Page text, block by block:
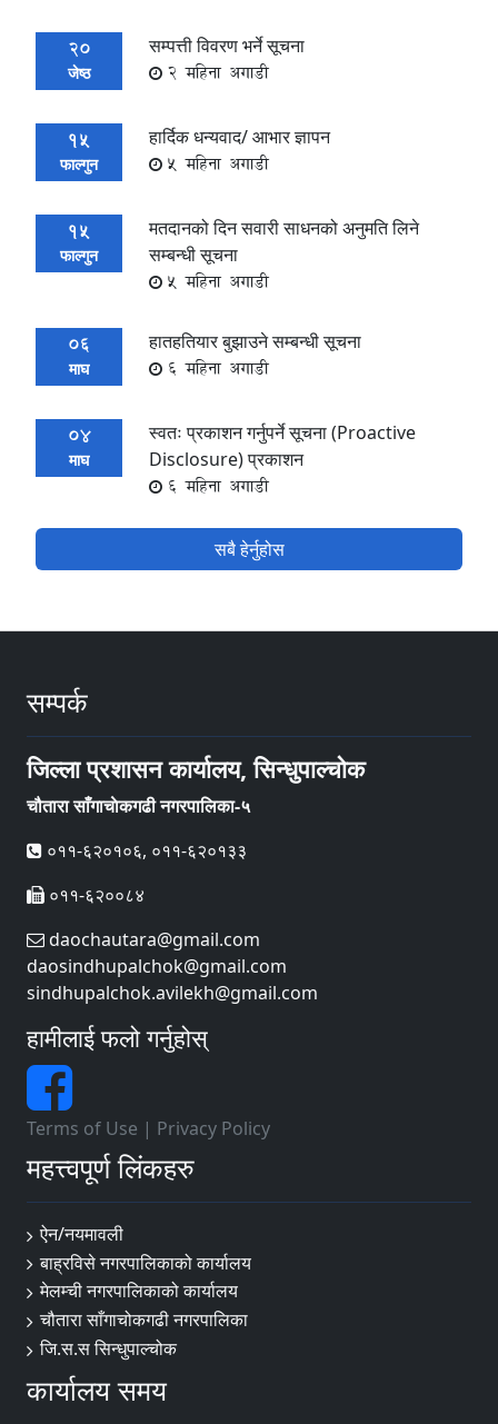
20
जेष्ठ
सम्पत्ती विवरण भर्ने सूचना
2 महिना अगाडी
15
फाल्गुन
हार्दिक धन्यवाद/ आभार ज्ञापन
5 महिना अगाडी
15
फाल्गुन
मतदानको दिन सवारी साधनको अनुमति लिने
सम्बन्धी सूचना
5 महिना अगाडी
06
माघ
हातहतियार बुझाउने सम्बन्धी सूचना
6 महिना अगाडी
04
माघ
स्वतः प्रकाशन गर्नुपर्ने सूचना (Proactive
Disclosure) प्रकाशन
6 महिना अगाडी
सबै हेर्नुहोस
सम्पर्क
जिल्ला प्रशासन कार्यालय, सिन्धुपाल्चोक
चौतारा साँगाचाेकगढी नगरपालिका-५
०११-६२०१०६, ०११-६२०१३३
०११-६२००८४
daochautara@gmail.com
daosindhupalchok@gmail.com
sindhupalchok.avilekh@gmail.com
हामीलाई फलो गर्नुहोस्
Terms of Use | Privacy Policy
महत्त्वपूर्ण लिंकहरु
ऐन/नयमावली
बाह्रविसे नगरपालिकाको कार्यालय
मेलम्ची नगरपालिकाको कार्यालय
चौतारा साँगाचोकगढी नगरपालिका
जि.स.स सिन्धुपाल्चोक
कार्यालय समय